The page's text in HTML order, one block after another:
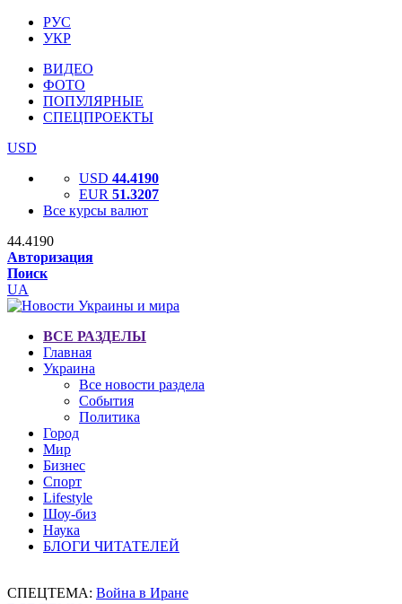
РУС
УКР
ВИДЕО
ФОТО
ПОПУЛЯРНЫЕ
СПЕЦПРОЕКТЫ
USD
USD 44.4190
EUR 51.3207
Все курсы валют
44.4190
Авторизация
Поиск
UA
ВСЕ РАЗДЕЛЫ
Главная
Украина
Все новости раздела
События
Политика
Город
Мир
Бизнес
Спорт
Lifestyle
Шоу-биз
Наука
БЛОГИ ЧИТАТЕЛЕЙ
СПЕЦТЕМА: Война в Иране